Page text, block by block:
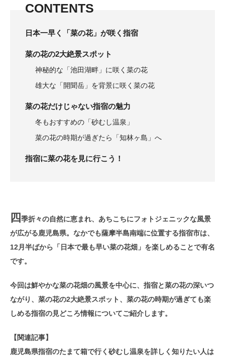
CONTENTS
日本一早く「菜の花」が咲く指宿
菜の花の2大絶景スポット
神秘的な「池田湖畔」に咲く菜の花
雄大な「開聞岳」を背景に咲く菜の花
菜の花だけじゃない指宿の魅力
冬もおすすめの「砂むし温泉」
菜の花の時期が過ぎたら「知林ヶ島」へ
指宿に菜の花を見に行こう！
四季折々の自然に恵まれ、あちこちにフォトジェニックな風景
が広がる鹿児島県。なかでも薩摩半島南端に位置する指宿市は、
12月半ばから「日本で最も早い菜の花畑」を楽しめることで有名
です。
今回は鮮やかな菜の花畑の風景を中心に、指宿と菜の花の深いつ
ながり、菜の花の2大絶景スポット、菜の花の時期が過ぎても楽
しめる指宿の見どころ情報についてご紹介します。
【関連記事】
鹿児島県指宿のたまて箱で行く砂むし温泉を詳しく知りたい人は